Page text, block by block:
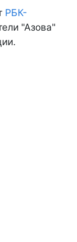
РБК-
"Азова"